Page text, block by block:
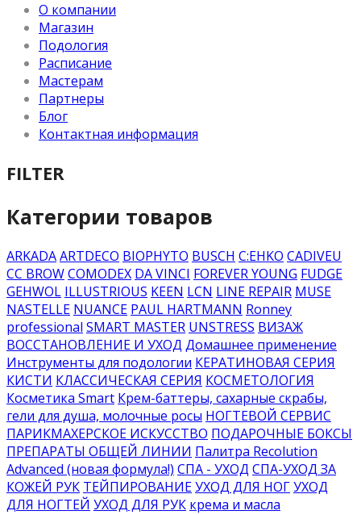
О компании
Магазин
Подология
Расписание
Мастерам
Партнеры
Блог
Контактная информация
FILTER
Категории товаров
ARKADAARTDECO BIOPHYTO BUSCH C:EHKO CADIVEU
CC BROWCOMODEX DA VINCI FOREVER YOUNG FUDGE
GEHWOL ILLUSTRIOUS KEEN LCN LINE REPAIR MUSE
NASTELLE NUANCE PAUL HARTMANN Ronney
professional SMART MASTER UNSTRESS ВИЗАЖ
ВОССТАНОВЛЕНИЕ И УХОД Домашнее применение
Инструменты для подологии КЕРАТИНОВАЯ СЕРИЯ
КИСТИ КЛАССИЧЕСКАЯ СЕРИЯ КОСМЕТОЛОГИЯ
Косметика Smart Крем-баттеры, сахарные скрабы,
гели для душа, молочные росы НОГТЕВОЙ СЕРВИС
ПАРИКМАХЕРСКОЕ ИСКУССТВО ПОДАРОЧНЫЕ БОКСЫ
ПРЕПАРАТЫ ОБЩЕЙ ЛИНИИ Палитра Recolution
Advanced (новая формула!) СПА - УХОД СПА-УХОД ЗА
КОЖЕЙ РУК ТЕЙПИРОВАНИЕУХОД ДЛЯ НОГУХОД
ДЛЯ НОГТЕЙ УХОД ДЛЯ РУК крема и масла